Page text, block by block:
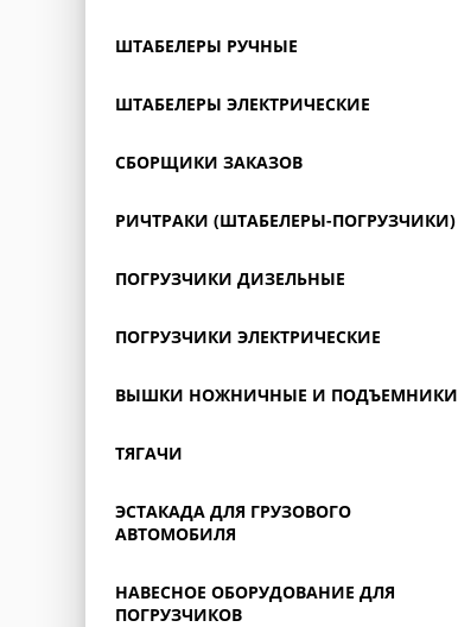
ШТАБЕЛЕРЫ РУЧНЫЕ
ШТАБЕЛЕРЫ ЭЛЕКТРИЧЕСКИЕ
СБОРЩИКИ ЗАКАЗОВ
РИЧТРАКИ (ШТАБЕЛЕРЫ-ПОГРУЗЧИКИ)
ПОГРУЗЧИКИ ДИЗЕЛЬНЫЕ
ПОГРУЗЧИКИ ЭЛЕКТРИЧЕСКИЕ
ВЫШКИ НОЖНИЧНЫЕ И ПОДЪЕМНИКИ
ТЯГАЧИ
ЭСТАКАДА ДЛЯ ГРУЗОВОГО
АВТОМОБИЛЯ
НАВЕСНОЕ ОБОРУДОВАНИЕ ДЛЯ
ПОГРУЗЧИКОВ